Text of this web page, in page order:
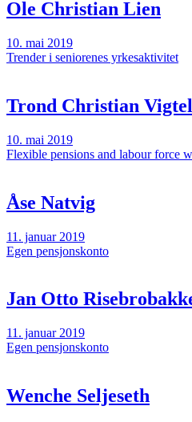
Ole Christian Lien
10. mai 2019
Trender i seniorenes yrkesaktivitet
Trond Christian Vigtel
10. mai 2019
Flexible pensions and labour force
Åse Natvig
11. januar 2019
Egen pensjonskonto
Jan Otto
11. januar 2019
Egen pensjonskonto
Wenche Seljeseth